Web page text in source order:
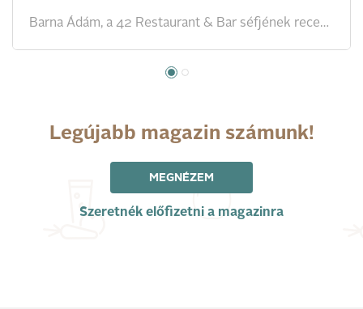
Barna Ádám, a 42 Restaurant & Bar séfjének receptje
Legújabb magazin számunk!
MEGNÉZEM
Szeretnék előfizetni a magazinra